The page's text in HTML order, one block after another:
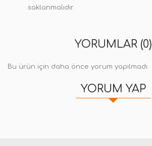
saklanmalıdır.
YORUMLAR (0)
Bu ürün için daha önce yorum yapılmadı.
YORUM YAP